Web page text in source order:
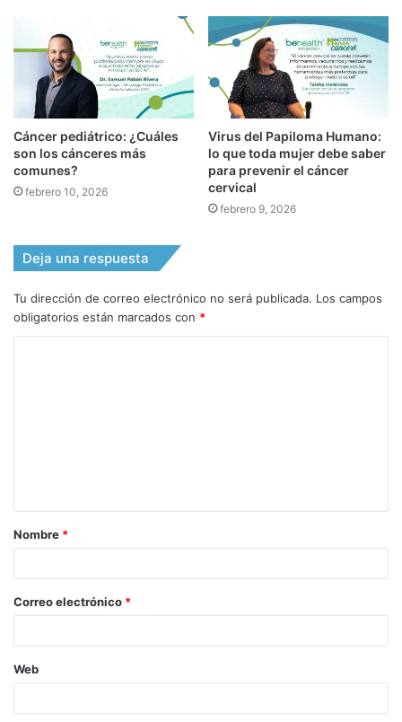
Cáncer pediátrico: ¿Cuáles
son los cánceres más
comunes?
febrero 10, 2026
Virus del Papiloma Humano:
lo que toda mujer debe saber
para prevenir el cáncer
cervical
febrero 9, 2026
Deja una respuesta
Tu dirección de correo electrónico no será publicada. Los campos
obligatorios están marcados con *
a
r
*
Nombre *
Correo electrónico *
Web